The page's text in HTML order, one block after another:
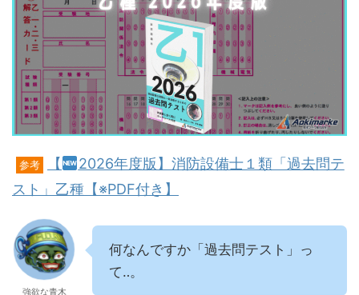
参考 【
2026年度版】消防設備士１類「過去問テ
スト」乙種【※PDF付き】
強欲な青木
何なんですか「過去問テスト」っ
て‥。